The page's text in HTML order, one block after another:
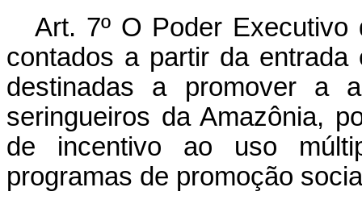
Art. 7º O Poder
contados a partir da
destinadas a promover a
seringueiros da Amazônia,
de incentivo ao uso
programas de promoção